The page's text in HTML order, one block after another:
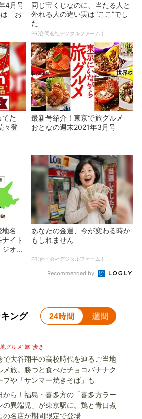
4月号
「お
同じ宝くじなのに、当たる人と
外れる人の違い実は“ここ”でし
た
PR(合同会社デジタルファーム )
てた
々登
最新号紹介！東京で旅グルメ
おとなの週末2021年3月号
地名
イト
ジオ...
あなたの金運、今が変わる時か
もしれません
PR(合同会社デジタルファーム )
Recommended by
ング 24時間 週間
グルメ“旅”歩き
で大谷翔平の高校時代を辿るご当地
メ旅。勝つと食べたチョコバナナク
プや「サンマー焼きそば」も
から！福島・喜多方の「喜多方ラー
の異端児」が東京駅に。鶏と青口煮
の名店が期間限定で登場